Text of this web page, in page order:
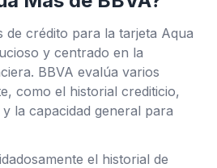
de crédito para la tarjeta Aqua
y centrado en la
BBVA evalúa varios
como el historial crediticio,
la capacidad general para
el historial de